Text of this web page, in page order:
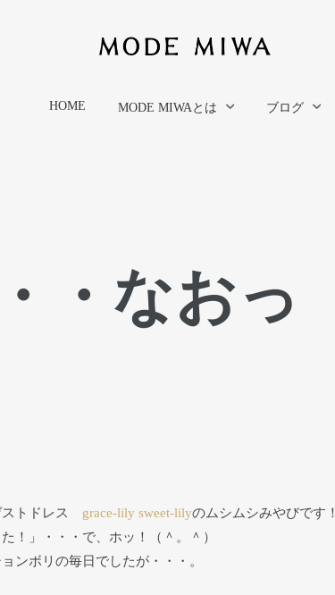
HOME MODE MIWAとは ブログ
・なおっ
ストドレス grace-lily sweet-lilyのムシムシみやびです！
！」・・・で、ホッ！（＾。＾）
ンボリの毎日でしたが・・・。